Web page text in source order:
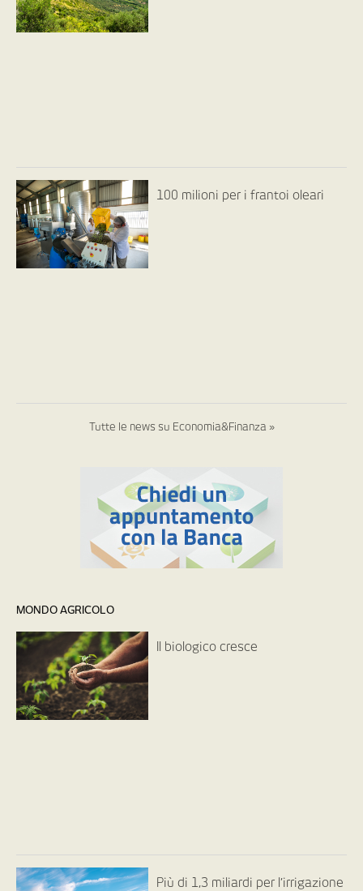
100 milioni per i frantoi oleari
Tutte le news su Economia&Finanza »
MONDO AGRICOLO
Il biologico cresce
Più di 1,3 miliardi per l’irrigazione